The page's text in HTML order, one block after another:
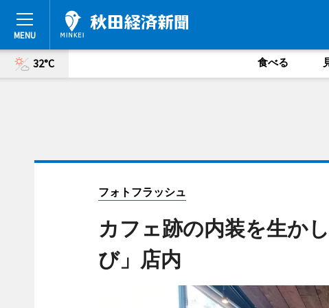
32°C 食べる
フォトフラッシュ
カフェ跡の内装を生か
び」店内